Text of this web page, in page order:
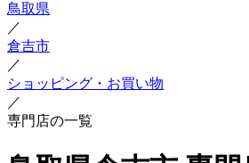
鳥取県
／
倉吉市
／
ショッピング・お買い物
／
専門店の一覧